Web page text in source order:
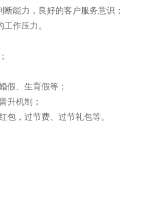
能力，良好的客户服务意识；
作压力。
假、生育假等；
升机制；
包，过节费、过节礼包等。